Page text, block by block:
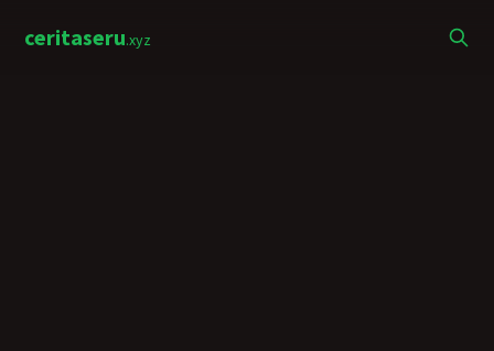
ceritaseru.xyz